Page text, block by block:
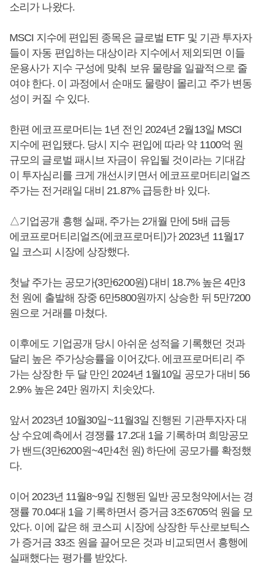
소리가 나왔다.
MSCI 지수에 편입된 종목은 글로벌 ETF 및 기관 투자자
들이 자동 편입하는 대상이라 지수에서 제외되면 이들
운용사가 지수 구성에 맞춰 보유 물량을 일괄적으로 줄
여야 한다. 이 과정에서 순매도 물량이 몰리고 주가 변동
성이 커질 수 있다.
한편 에코프로머티는 1년 전인 2024년 2월13일 MSCI
지수에 편입됐다. 당시 지수 편입에 따라 약 1100억 원
규모의 글로벌 패시브 자금이 유입될 것이라는 기대감
이 투자심리를 크게 개선시키면서 에코프로머티리얼즈
주가는 전거래일 대비 21.87% 급등한 바 있다.
△기업공개 흥행 실패, 주가는 2개월 만에 5배 급등
에코프로머티리얼즈(에코프로머티)가 2023년 11월17
일 코스피 시장에 상장했다.
첫날 주가는 공모가(3만6200원) 대비 18.7% 높은 4만3
천 원에 출발해 장중 6만5800원까지 상승한 뒤 5만7200
원으로 거래를 마쳤다.
이후에도 기업공개 당시 아쉬운 성적을 기록했던 것과
달리 높은 주가상승률을 이어갔다. 에코프로머티리 주
가는 상장한 두 달 만인 2024년 1월10일 공모가 대비 56
2.9% 높은 24만 원까지 치솟았다.
앞서 2023년 10월30일~11월3일 진행된 기관투자자 대
상 수요예측에서 경쟁률 17.2대 1을 기록하며 희망공모
가 밴드(3만6200원~4만4천 원) 하단에 공모가를 확정했
다.
이어 2023년 11월8~9일 진행된 일반 공모청약에서는 경
쟁률 70.04대 1을 기록하면서 증거금 3조6705억 원을 모
았다. 이에 같은 해 코스피 시장에 상장한 두산로보틱스
가 증거금 33조 원을 끌어모은 것과 비교되면서 흥행에
실패했다는 평가를 받았다.